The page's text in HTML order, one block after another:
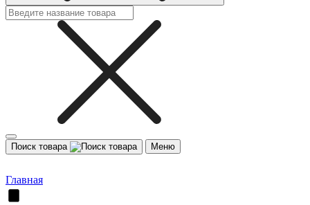
Поиск товара Меню
Главная